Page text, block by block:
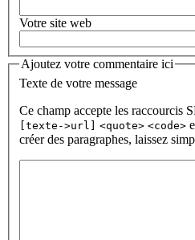
Votre site web
Ajoutez votre commentaire ici
Texte de votre message
Ce champ accepte les raccourcis
[texte->url] <quote> <code>
créer des paragraphes, laissez